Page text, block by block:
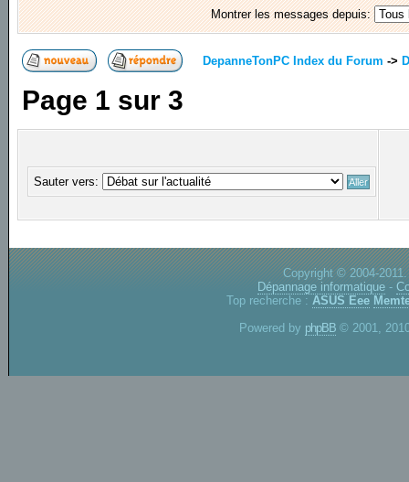
Montrer les messages depuis:
DepanneTonPC Index du Forum ->
Page 1 sur3
Sauter vers:
Copyright © 2004-
Dépannage informatique -
Top recherche : ASUS Eee
Powered by phpBB © 2001,